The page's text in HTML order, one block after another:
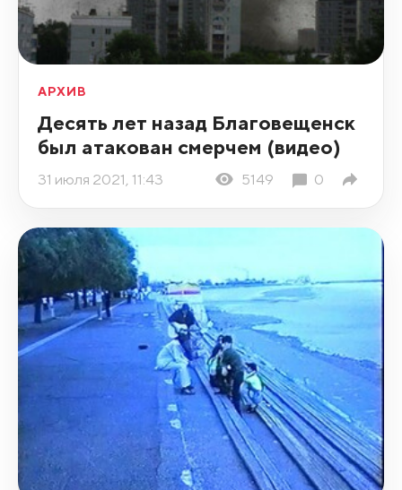
АРХИВ
Десять лет назад Благовещенск
был атакован смерчем (видео)
31 июля 2021, 11:43 5149 0